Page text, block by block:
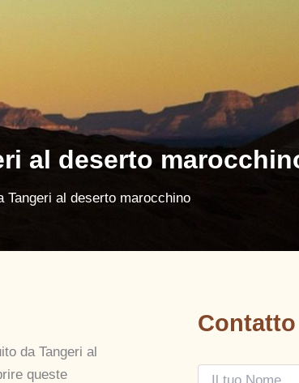
al deserto
Tangeri al deserto marocchino
da Tangeri al
queste
Contatto